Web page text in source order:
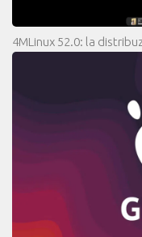
4MLinux 52.0: la